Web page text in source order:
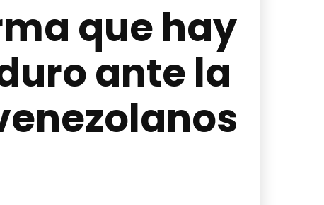
que hay
ante la